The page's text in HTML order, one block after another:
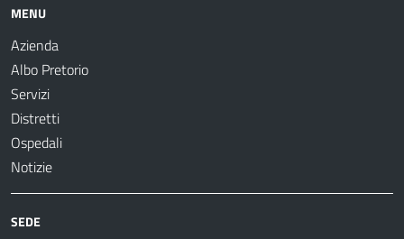
MENU
Azienda
Albo Pretorio
Servizi
Distretti
Ospedali
Notizie
SEDE